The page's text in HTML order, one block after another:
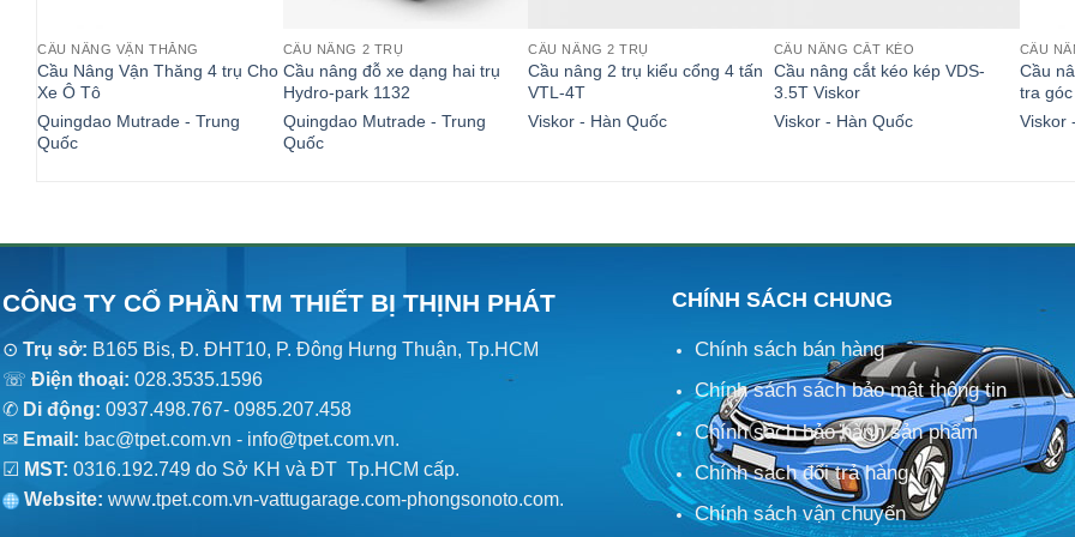
CẦU NÂNG VẬN THĂNG
Cầu Nâng Vận Thăng 4 trụ Cho
Xe Ô Tô
Quingdao Mutrade - Trung
Quốc
CẦU NÂNG 2 TRỤ
Cầu nâng đỗ xe dạng hai trụ
Hydro-park 1132
Quingdao Mutrade - Trung
Quốc
CẦU NÂNG 2 TRỤ
Cầu nâng 2 trụ kiểu cổng 4 tấn
VTL-4T
Viskor - Hàn Quốc
CẦU NÂNG CẮT KÉO
Cầu nâng cắt kéo kép VDS-
3.5T Viskor
Viskor - Hàn Quốc
CẦU
Cầu
tra
Viskor
CÔNG TY CỔ PHẦN TM THIẾT BỊ THỊNH PHÁT
⊙ Trụ sở: B165 Bis, Đ. ĐHT10, P. Đông Hưng Thuận, Tp.HCM
☏ Điện thoại: 028.3535.1596
✆ Di động: 0937.498.767- 0985.207.458
✉ Email: bac@tpet.com.vn - info@tpet.com.vn.
☑ MST: 0316.192.749 do Sở KH và ĐT Tp.HCM cấp.
Website: www.tpet.com.vn-vattugarage.com-phongsonoto.com.
CHÍNH SÁCH CHUNG
Chính sách bán hàng
Chính sách sách bảo mật thông tin
Chính sách bảo hành sản phẩm
Chính sách đổi trả hàng
Chính sách vận chuyển